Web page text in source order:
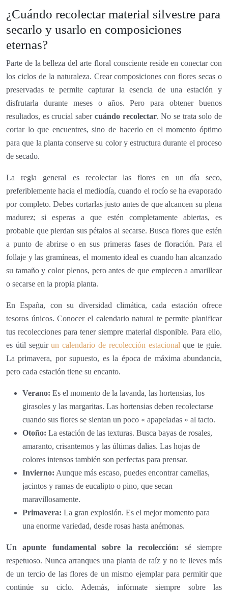
¿Cuándo recolectar material silvestre para
secarlo y usarlo en composiciones
eternas?
Parte de la belleza del arte floral consciente reside en conectar con
los ciclos de la naturaleza. Crear composiciones con flores secas o
preservadas te permite capturar la esencia de una estación y
disfrutarla durante meses o años. Pero para obtener buenos
resultados, es crucial saber cuándo recolectar. No se trata solo de
cortar lo que encuentres, sino de hacerlo en el momento óptimo
para que la planta conserve su color y estructura durante el proceso
de secado.
La regla general es recolectar las flores en un día seco,
preferiblemente hacia el mediodía, cuando el rocío se ha evaporado
por completo. Debes cortarlas justo antes de que alcancen su plena
madurez; si esperas a que estén completamente abiertas, es
probable que pierdan sus pétalos al secarse. Busca flores que estén
a punto de abrirse o en sus primeras fases de floración. Para el
follaje y las gramíneas, el momento ideal es cuando han alcanzado
su tamaño y color plenos, pero antes de que empiecen a amarillear
o secarse en la propia planta.
En España, con su diversidad climática, cada estación ofrece
tesoros únicos. Conocer el calendario natural te permite planificar
tus recolecciones para tener siempre material disponible. Para ello,
es útil seguirun calendario de recolección estacional que te guíe.
La primavera, por supuesto, es la época de máxima abundancia,
pero cada estación tiene su encanto.
Verano: Es el momento de la lavanda, las hortensias, los
girasoles y las margaritas. Las hortensias deben recolectarse
cuando sus flores se sientan un poco « apapeladas » al tacto.
Otoño: La estación de las texturas. Busca bayas de rosales,
amaranto, crisantemos y las últimas dalias. Las hojas de
colores intensos también son perfectas para prensar.
Invierno: Aunque más escaso, puedes encontrar camelias,
jacintos y ramas de eucalipto o pino, que secan
maravillosamente.
Primavera: La gran explosión. Es el mejor momento para
una enorme variedad, desde rosas hasta anémonas.
Un apunte fundamental sobre la recolección: sé siempre
respetuoso. Nunca arranques una planta de raíz y no te lleves más
de un tercio de las flores de un mismo ejemplar para permitir que
continúe su ciclo. Además, infórmate siempre sobre las